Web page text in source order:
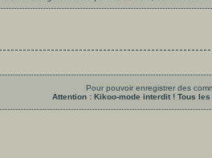
Pour pouvoir enregistrer des
Attention : Kikoo-mode interdit ! Tous